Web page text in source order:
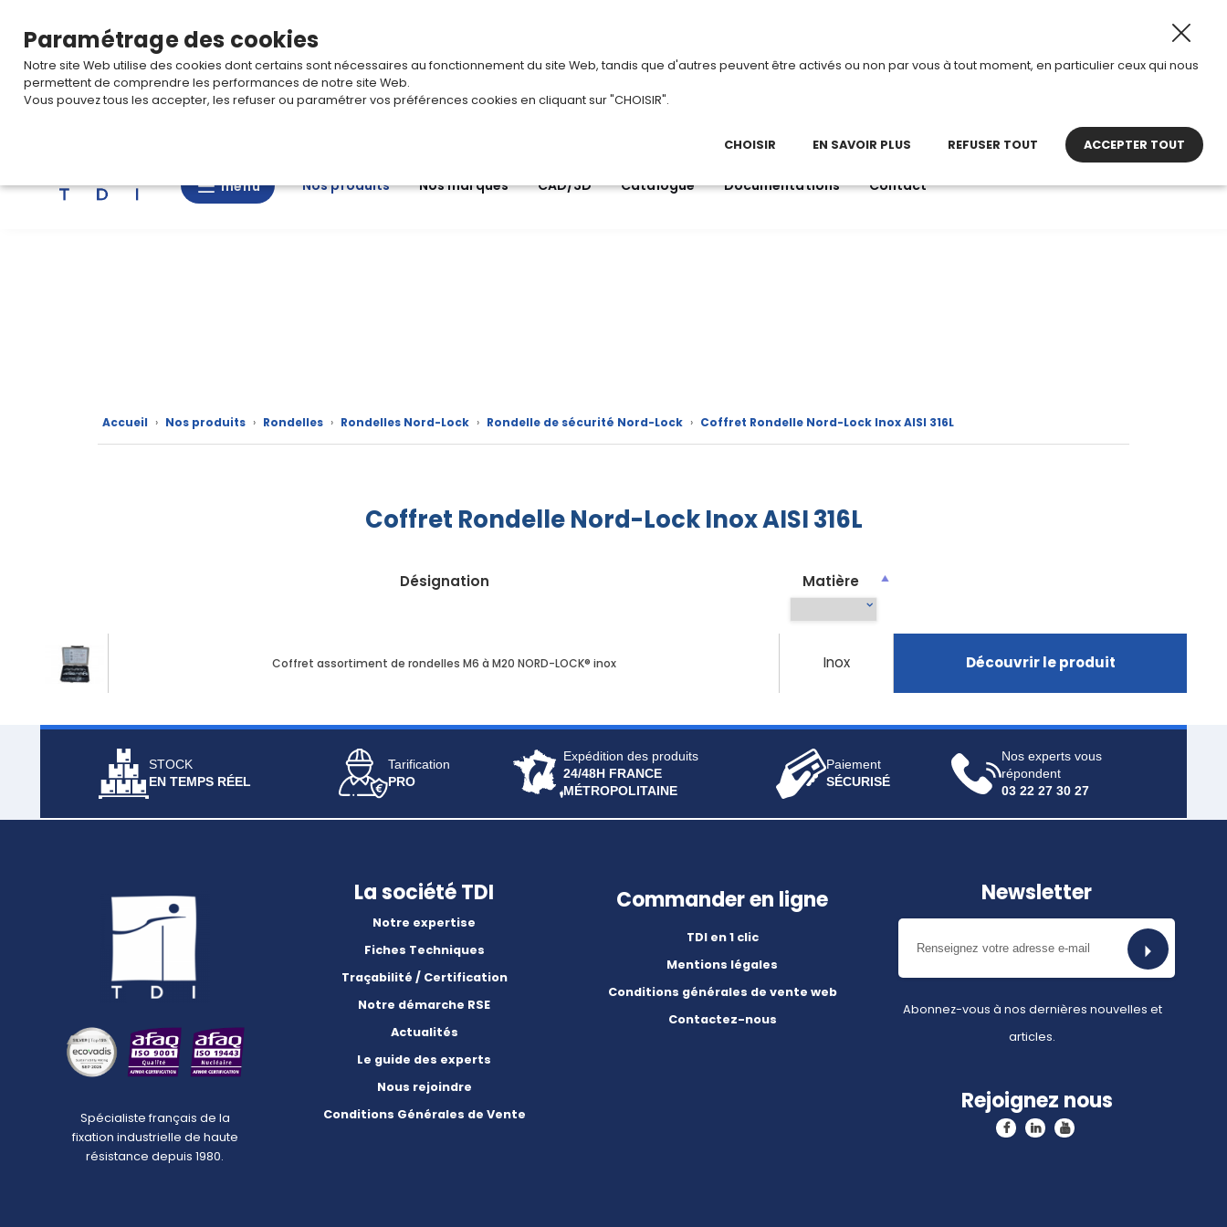
Du 3 au 28 août 2026, TDI passe en mode été.• Horaires
Nos
produits
Catalogue
Contact
menu
menu Nos produits Nos marques CAD/3D Catalogue Documentations Contact
Accueil › Nos produits › Rondelles › Rondelles Nord-Lock › Rondelle de sécurité Nord-Lock › Coffret Rondelle Nord-Lock Inox AISI 316L
Coffret Rondelle Nord-Lock Inox AISI 316L
Désignation Matière
Coffret assortiment de rondelles M6 à M20 NORD-LOCK® inox Inox Découvrir le produit
STOCK
EN TEMPS RÉEL
Tarification
PRO
Expédition des produits
24/48H FRANCE
MÉTROPOLITAINE
Paiement
SÉCURISÉ
Nos experts vous
répondent
03 22 27 30 27
Spécialiste français de la
fixation industrielle de haute
résistance depuis 1980.
La société TDI
Notre expertise
Fiches Techniques
Traçabilité / Certification
Notre démarche RSE
Actualités
Le guide des experts
Nous rejoindre
Conditions Générales de Vente
Commander en ligne
TDI en 1 clic
Mentions légales
Conditions générales de vente web
Contactez-nous
Newsletter
Abonnez-vous à nos dernières nouvelles et
articles.
Rejoignez nous
Paramétrage des cookies
Notre site Web utilise des cookies dont certains sont nécessaires au fonctionnement du site Web, tandis que d'autres peuvent être activés ou non par vous à tout moment, en particulier ceux qui nous
permettent de comprendre les performances de notre site Web.
Vous pouvez tous les accepter, les refuser ou paramétrer vos préférences cookies en cliquant sur "CHOISIR".
CHOISIR EN SAVOIR PLUS REFUSER TOUT ACCEPTER TOUT